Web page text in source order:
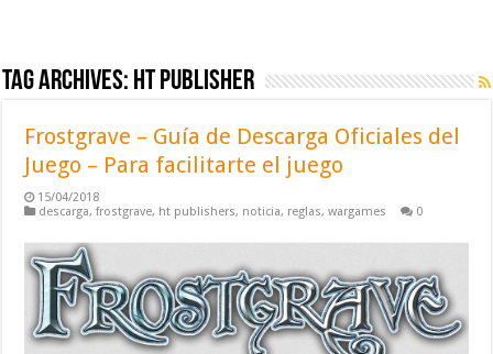
Tag Archives: ht publisher
Frostgrave – Guía de Descarga Oficiales del
Juego – Para facilitarte el juego
15/04/2018
descarga,frostgrave, ht publishers, noticia, reglas,wargames 0